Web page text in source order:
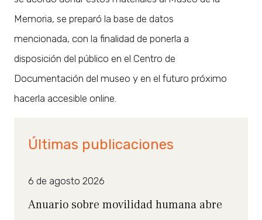
Memoria, se preparó la base de datos
mencionada, con la finalidad de ponerla a
disposición del público en el Centro de
Documentación del museo y en el futuro próximo
hacerla accesible online.
Últimas publicaciones
6 de agosto 2026
Anuario sobre movilidad humana abre